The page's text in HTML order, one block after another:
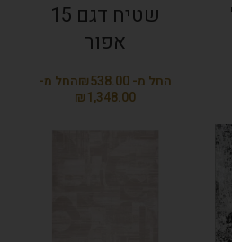
שטיח דגם 15
אפור
₪
₪